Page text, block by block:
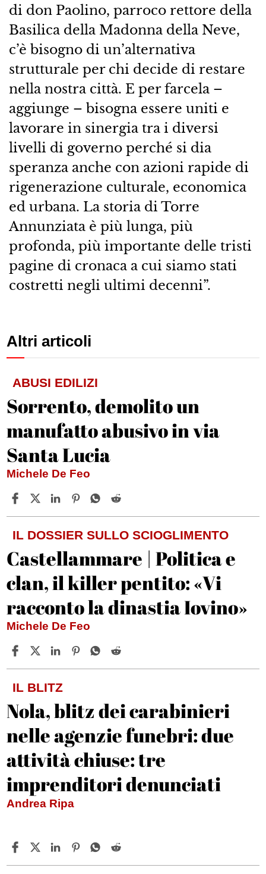
di don Paolino, parroco rettore della
Basilica della Madonna della Neve,
c’è bisogno di un’alternativa
strutturale per chi decide di restare
nella nostra città. E per farcela –
aggiunge – bisogna essere uniti e
lavorare in sinergia tra i diversi
livelli di governo perché si dia
speranza anche con azioni rapide di
rigenerazione culturale, economica
ed urbana. La storia di Torre
Annunziata è più lunga, più
profonda, più importante delle tristi
pagine di cronaca a cui siamo stati
costretti negli ultimi decenni”.
Altri articoli
ABUSI EDILIZI
Sorrento, demolito un
manufatto abusivo in via
Santa Lucia
Michele De Feo
IL DOSSIER SULLO SCIOGLIMENTO
Castellammare | Politica e
clan, il killer pentito: «Vi
racconto la dinastia Iovino»
Michele De Feo
IL BLITZ
Nola, blitz dei carabinieri
nelle agenzie funebri: due
attività chiuse: tre
imprenditori denunciati
Andrea Ripa